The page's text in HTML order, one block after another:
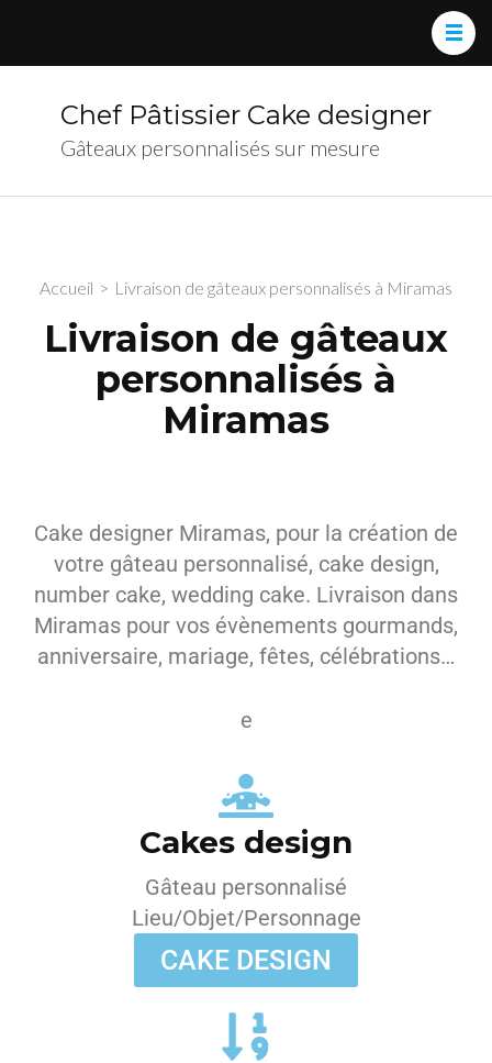
Chef Pâtissier Cake designer
Gâteaux personnalisés sur mesure
Accueil > Livraison de gâteaux personnalisés à Miramas
Livraison de gâteaux
personnalisés à
Miramas
Cake designer Miramas, pour la création de
votre gâteau personnalisé, cake design,
number cake, wedding cake. Livraison dans
Miramas pour vos évènements gourmands,
anniversaire, mariage, fêtes, célébrations…
e
Cakes design
Gâteau personnalisé
Lieu/Objet/Personnage
CAKE DESIGN